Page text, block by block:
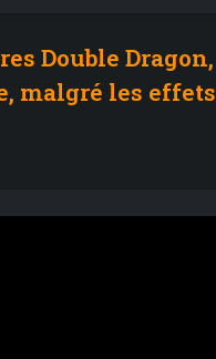
Double Dragon,
malgré les effets